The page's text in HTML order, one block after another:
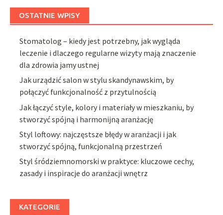
OSTATNIE WPISY
Stomatolog – kiedy jest potrzebny, jak wygląda
leczenie i dlaczego regularne wizyty mają znaczenie
dla zdrowia jamy ustnej
Jak urządzić salon w stylu skandynawskim, by
połączyć funkcjonalność z przytulnością
Jak łączyć style, kolory i materiały w mieszkaniu, by
stworzyć spójną i harmonijną aranżację
Styl loftowy: najczęstsze błędy w aranżacji i jak
stworzyć spójną, funkcjonalną przestrzeń
Styl śródziemnomorski w praktyce: kluczowe cechy,
zasady i inspiracje do aranżacji wnętrz
KATEGORIE